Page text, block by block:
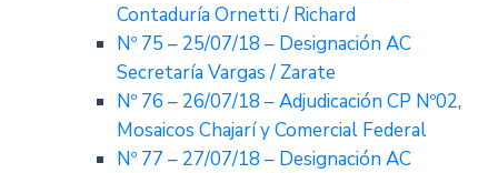
Contaduría Ornetti / Richard
Nº 75 – 25/07/18 – Designación AC
Secretaría Vargas / Zarate
Nº 76 – 26/07/18 – Adjudicación CP Nº02,
Mosaicos Chajarí y Comercial Federal
Nº 77 – 27/07/18 – Designación AC